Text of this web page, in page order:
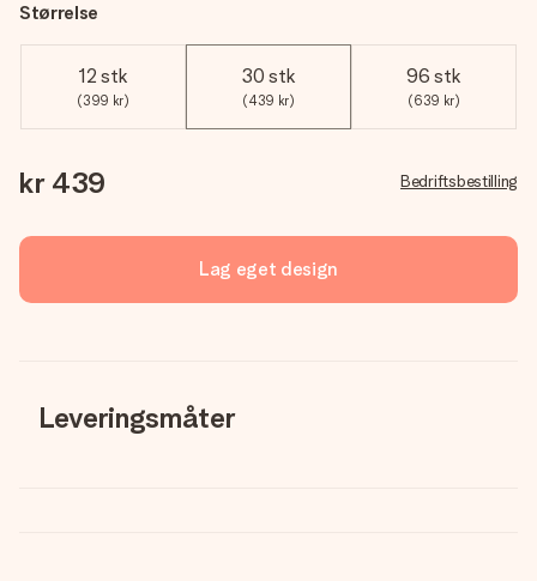
Størrelse
12 stk
(399 kr)
30 stk
(439 kr)
96 stk
(639 kr)
kr 439 Bedriftsbestilling
Lag eget design
Leveringsmåter